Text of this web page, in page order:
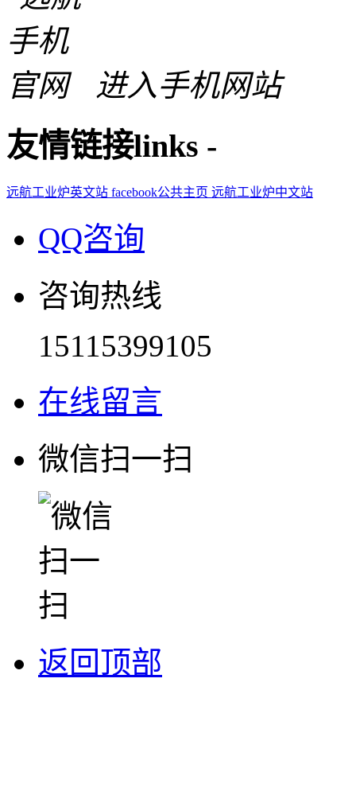
进入手机网站
友情链接links -
远航工业炉英文站 facebook公共主页 远航工业炉中文站
QQ咨询
咨询热线
15115399105
在线留言
微信扫一扫
返回顶部